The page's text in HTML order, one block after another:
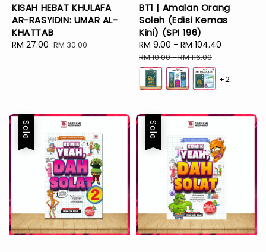
KISAH HEBAT KHULAFA
AR-RASYIDIN: UMAR AL-
KHATTAB
Sale
RM 27.00 Regular
RM 30.00
BT1 | Amalan Orang
Soleh (Edisi Kemas
Kini) (SPI 196)
Sale
price
RM 9.00 - RM 104.40
RM 10.00-RM 116.00
+2
Sale Sale